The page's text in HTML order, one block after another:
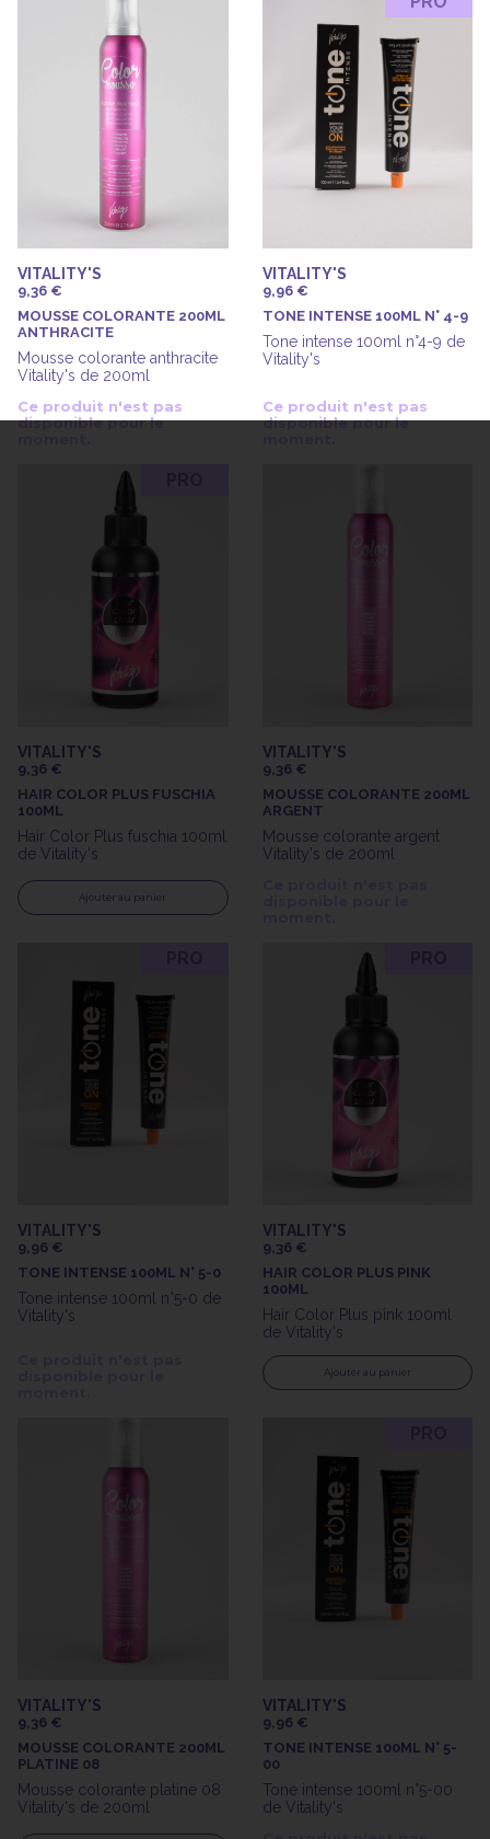
VITALITY'S
9,36 €
MOUSSE COLORANTE 200ML
ANTHRACITE
Mousse colorante anthracite
Vitality's de 200ml
Ce produit n'est pas
disponible pour le
VITALITY'S
9,96 €
TONE INTENSE 100ML N° 4-9
Tone intense 100ml n°4-9 de
Vitality's
Ce produit n'est pas
disponible pour le
VITALITY'S
9,36 €
HAIR COLOR PLUS FUSCHIA
100ML
Hair Color Plus fuschia 100ml
de Vitality's
Ajouter au panier
VITALITY'S
9,36 €
MOUSSE COLORANTE 200ML
ARGENT
Mousse colorante argent
Vitality's de 200ml
VITALITY'S
9,96 €
TONE INTENSE 100ML N° 5-0
Tone intense 100ml n°5-0 de
Vitality's
VITALITY'S
9,36 €
HAIR COLOR PLUS PINK
100ML
Hair Color Plus pink 100ml
de Vitality's
Ajouter au panier
VITALITY'S
9,36 €
MOUSSE COLORANTE 200ML
PLATINE 08
Mousse colorante platine 08
Vitality's de 200ml
VITALITY'S
9,96 €
TONE INTENSE 100ML N° 5-
00
Tone intense 100ml n°5-00
de Vitality's